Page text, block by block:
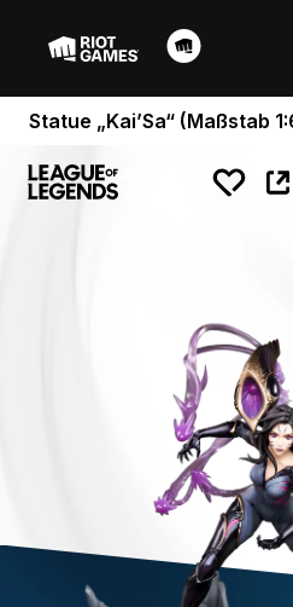
Statue „Kai’Sa“ (Maßstab